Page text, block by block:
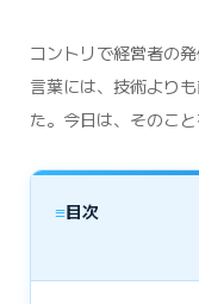
コントリで経営者の
言葉には、技術より
た。今日は、そのこ
≡目次